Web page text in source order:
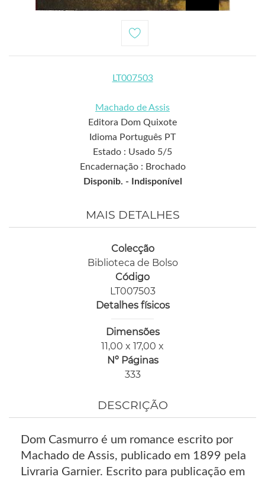
LT007503
Machado de Assis
Editora Dom Quixote
Idioma Português PT
Estado : Usado 5/5
Encadernação : Brochado
Disponib. -
Indisponível
MAIS DETALHES
Colecção
Biblioteca de Bolso
Código
LT007503
Detalhes físicos
Dimensões
11,00 x 17,00 x
Nº Páginas
333
DESCRIÇÃO
Dom Casmurro é um romance escrito por
Machado de Assis, publicado em 1899 pela
Livraria Garnier. Escrito para publicação em